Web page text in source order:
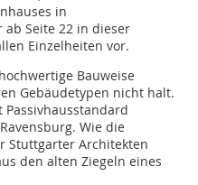
in
ab Seite 22 in dieser
Einzelheiten vor.
Bauweise
Gebäudetypen nicht halt.
Wie die
Stuttgarter Architekten
den alten Ziegeln eines